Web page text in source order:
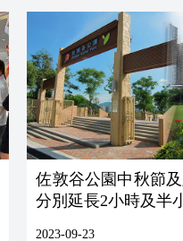
佐敦谷公園中秋節
分別延長2小時及半
2023-09-23